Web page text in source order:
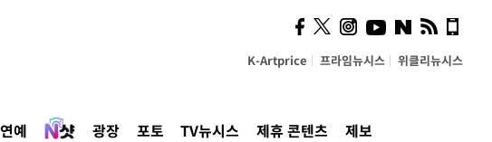
K-Artprice 프라임뉴시스 위클리뉴시스
연예 광장 포토 TV뉴시스 제휴 콘텐츠 제보